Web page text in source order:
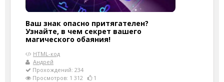
Ваш знак опасно притягателен?
Узнайте, в чем секрет вашего
магического обаяния!
HTML-код
Андрей
Прохождений: 234
Просмотров: 1 312
1